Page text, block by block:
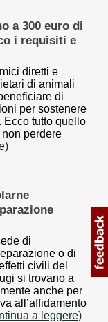
a 300 euro di
i requisiti e
diretti e
di animali
di
per sostenere
Ecco tutto quello
perdere
di
o di
civili del
si trovano a
anche per
all’affidamento
a leggere)